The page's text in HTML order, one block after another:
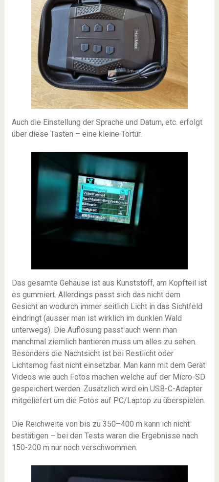
Auch die Einstellung der Sprache und Datum, etc. erfolgt
über diese Tasten – eine kleine Tortur.
Das gesamte Gehäuse ist aus Kunststoff, am Kopfteil ist
es gummiert. Allerdings passt sich das nicht dem
Gesicht an wodurch immer seitlich Licht in das Sichtfeld
eindringt (ausser man ist wirklich im dunklen Wald
unterwegs). Die Auflösung passt auch wenn man
manchmal ziemlich hantieren muss um alles zu sehen.
Besonders die Nachtsicht ist bei Restlicht oder
Lichtsmog fast nicht einsetzbar. Man kann mit dem Gerät
Videos wie auch Fotos machen welche auf der Micro-SD
gespeichert werden. Zusätzlich wird ein USB-C-Adapter
mitgeliefert um die Fotos auf PC/Laptop zu überspielen.
Die Reichweite von bis zu 350–400 m kann ich nicht
bestätigen – bei den Tests waren die Ergebnisse nach
150-200 m nur noch verschwommen.